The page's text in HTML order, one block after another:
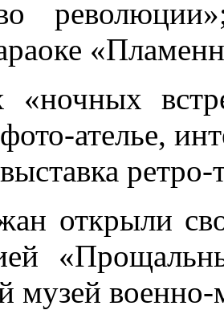
«ночных
ателье,
открыли
музей